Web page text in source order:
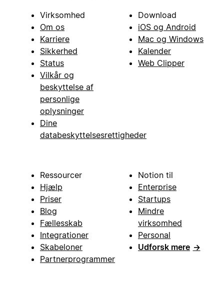
Virksomhed
Om os
Karriere
Sikkerhed
Status
Vilkår og
beskyttelse af
personlige
oplysninger
Dine
databeskyttelsesrettigheder
Download
iOS og Android
Mac og Windows
Kalender
Web Clipper
Ressourcer
Hjælp
Priser
Blog
Fællesskab
Integrationer
Skabeloner
Partnerprogrammer
Notion til
Enterprise
Startups
Mindre
virksomhed
Personal
Udforsk mere →